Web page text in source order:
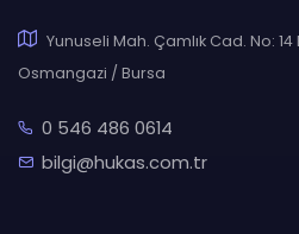
Yunuseli Mah. Çamlık Cad. No: 14
Osmangazi / Bursa
0 546 486 0614
bilgi@hukas.com.tr